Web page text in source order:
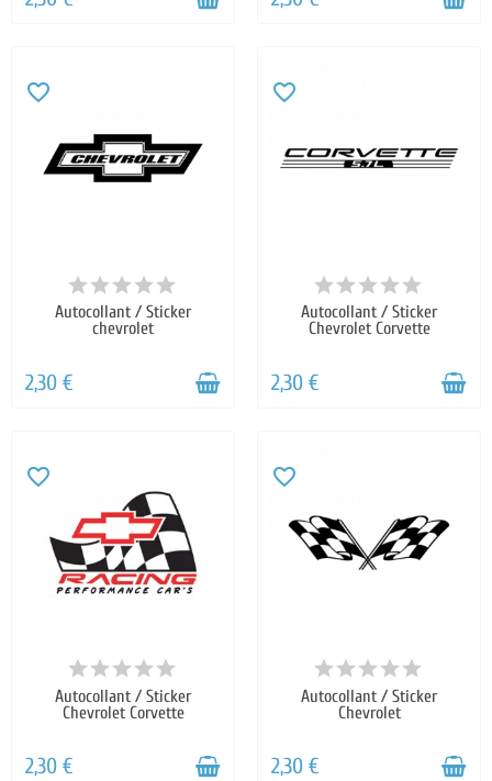
favorite_border
Autocollant / Sticker
chevrolet
2,30 €
favorite_border
Autocollant / Sticker
Chevrolet Corvette
2,30 €
favorite_border
Autocollant / Sticker
Chevrolet Corvette
2,30 €
favorite_border
Autocollant / Sticker
Chevrolet
2,30 €